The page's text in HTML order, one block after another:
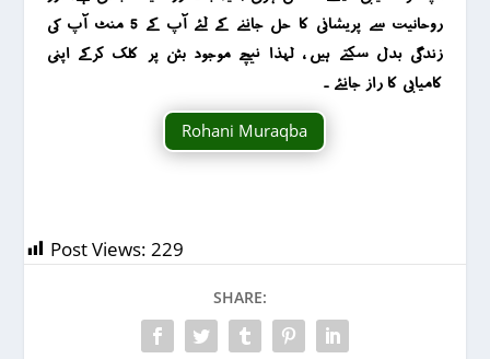
روحانیت سے پریشانی کا حل جاننے کے لئے آپ کے 5 منٹ آپ کی
زندگی بدل سکتے ہیں ، لہذا نیچے موجود بٹن پر کلک کرکے اپنی
کامیابی کا راز جانئے ۔
Rohani Muraqba
Post Views: 229
SHARE: